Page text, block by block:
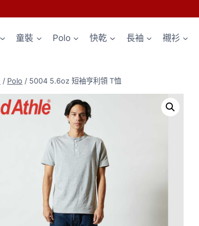
童裝 Polo 快乾 長袖 襯衫
/ Polo / 5004 5.6oz 短袖亨利領 T恤